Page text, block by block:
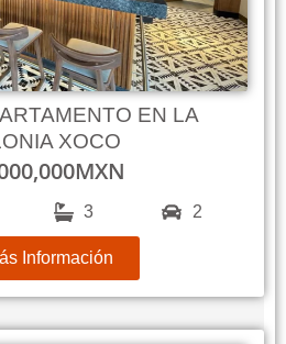
EN LA
XOCO
MXN
3 2
Información